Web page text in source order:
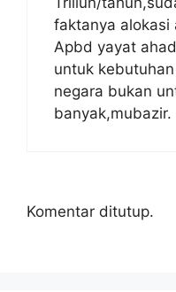
faktanya alokasi
Apbd yayat
untuk
negara bukan
banyak,mubazir.
Komentar ditutup.